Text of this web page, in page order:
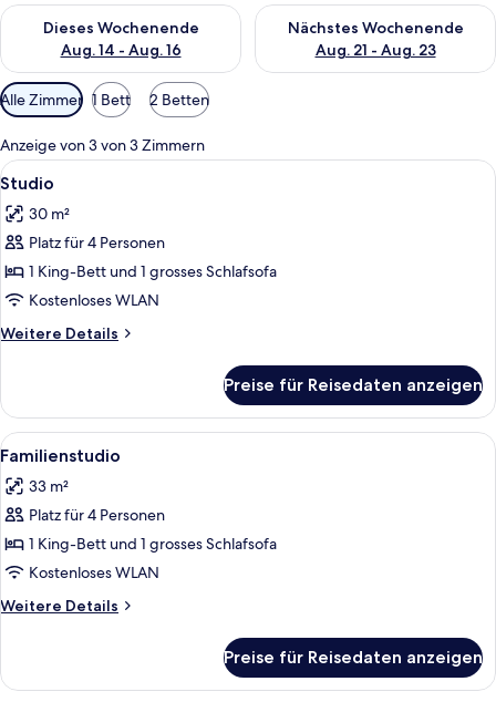
Dieses Wochenende
Aug. 14 - Aug. 16
Überprüfe die Verfügbarkeit für dieses Wochenende, Aug. 14
Nächstes Wochenende
Aug. 21 - Aug. 23
Überprüfe die Verfügbarkeit
Verfügbare
Filter
für
Zimmer
Alle Zimmer 1 Bett 2 Betten
Anzeige von 3 von 3 Zimmern
Alle
Fotos
für
Studio
anzeigen
Ein Schlafzimmer mit einem großen
3
Studio
30 m²
Platz für 4 Personen
1 King-Bett und 1 grosses Schlafsofa
Kostenloses WLAN
Weitere Details
Weitere
Preise für Reisedaten anzeigen
Alle
Fotos
für
Familienstudio
anzeigen
Eine Terrasse mit Tisch, Stühlen,
5
Familienstudio
33 m²
Platz für 4 Personen
1 King-Bett und 1 grosses Schlafsofa
Kostenloses WLAN
Weitere Details
Weitere
Preise für Reisedaten anzeigen